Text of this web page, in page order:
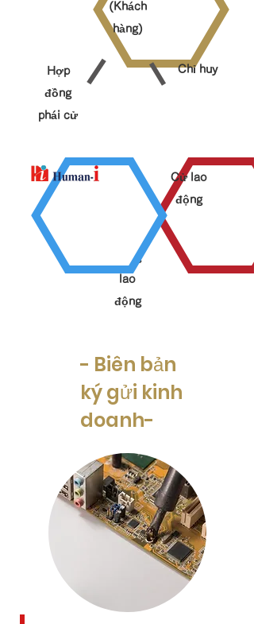
(Khách
hàng)
Hợp
đồng
phái cử
Chỉ huy
đồng
lao
động
Cử lao
động
- Biên bản
ký gửi kinh
doanh-